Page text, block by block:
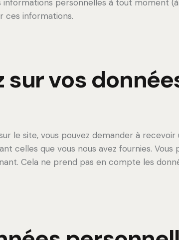
personnelles à tout moment
ces informations.
sur vos
le site, vous pouvez demander à
celles que vous nous avez fournies. Vous
Cela ne prend pas en compte les